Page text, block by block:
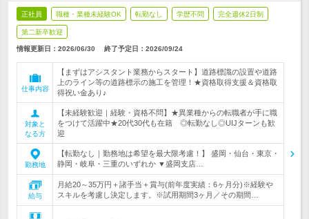
正社員 職種・業種未経験OK 転勤なし 学歴不問 完全週休2日制
第二新卒歓迎
情報更新日：2026/06/30 終了予定日： 2026/09/24
仕事内容
【まずはアシスタント業務からスタート】道路標識の設置や道路
上のライン等の道路標示の施工を管理！★資格取得支援＆資格取
得祝い金あり♪
対象と
なる方
【未経験歓迎｜経験・資格不問】★異業種からの転職者が手に職
をつけて活躍中★20代30代も在籍 ◎転勤なし◎UIJターンも歓
迎
勤務地
【転勤なし｜勤務地は希望を最大限考慮！】 盛岡・仙台・東京・
静岡・岐阜・三重のいずれか ▼盛岡支店…
給与
月給20～35万円＋諸手当＋賞与(前年度実績：6ヶ月分)※経験や
スキルを考慮し決定します。※試用期間3ヶ月／その期間…